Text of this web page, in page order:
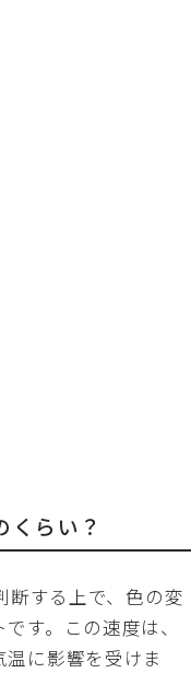
くらい？
断する上で、色の変
す。この速度は、
に影響を受けま